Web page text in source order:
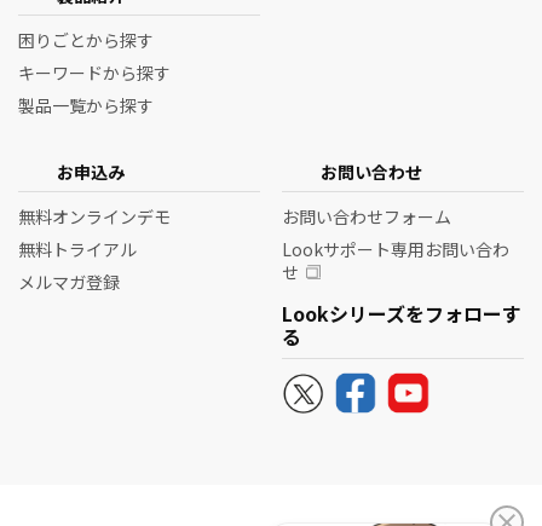
困りごとから探す
キーワードから探す
製品一覧から探す
お申込み
無料オンラインデモ
無料トライアル
メルマガ登録
お問い合わせ
お問い合わせフォーム
Lookサポート専用お問い合わ
せ
Lookシリーズをフォローす
る